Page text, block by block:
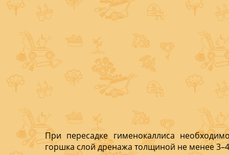
При пересадке гименокаллиса
горшка слой дренажа толщиной не менее